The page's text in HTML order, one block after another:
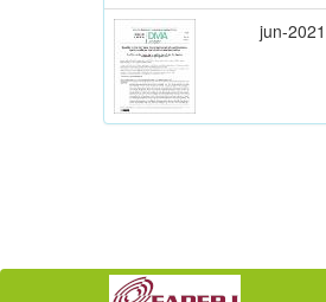
jun-2021